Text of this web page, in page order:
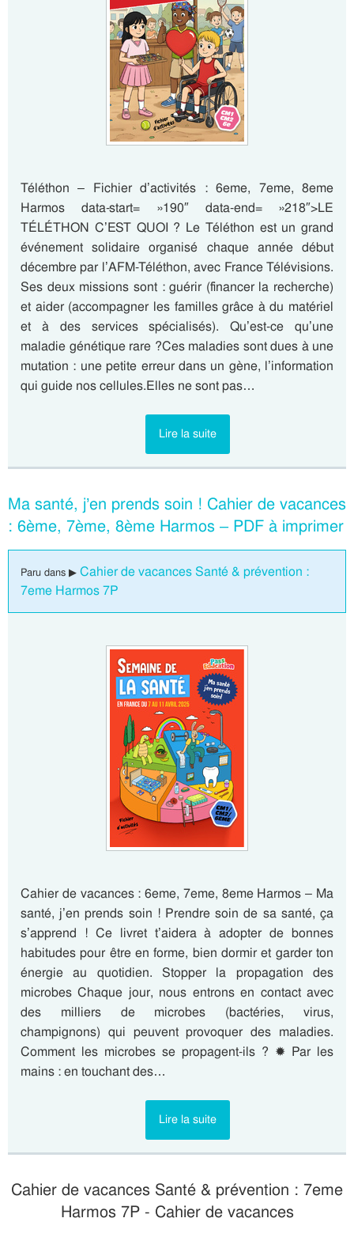
Téléthon – Fichier d’activités : 6eme, 7eme, 8eme
Harmos data-start= »190″ data-end= »218″>LE
TÉLÉTHON C’EST QUOI ? Le Téléthon est un grand
événement solidaire organisé chaque année début
décembre par l’AFM-Téléthon, avec France Télévisions.
Ses deux missions sont : guérir (financer la recherche)
et aider (accompagner les familles grâce à du matériel
et à des services spécialisés). Qu’est-ce qu’une
maladie génétique rare ?Ces maladies sont dues à une
mutation : une petite erreur dans un gène, l’information
qui guide nos cellules.Elles ne sont pas…
Lire la suite
Ma santé, j’en prends soin ! Cahier de vacances
: 6ème, 7ème, 8ème Harmos – PDF à imprimer
Paru dans ▶ Cahier de vacances Santé & prévention :
7eme Harmos 7P
Cahier de vacances : 6eme, 7eme, 8eme Harmos – Ma
santé, j’en prends soin ! Prendre soin de sa santé, ça
s’apprend ! Ce livret t’aidera à adopter de bonnes
habitudes pour être en forme, bien dormir et garder ton
énergie au quotidien. Stopper la propagation des
microbes Chaque jour, nous entrons en contact avec
des milliers de microbes (bactéries, virus,
champignons) qui peuvent provoquer des maladies.
Comment les microbes se propagent-ils ? ✹ Par les
mains : en touchant des…
Lire la suite
Cahier de vacances Santé & prévention : 7eme
Harmos 7P - Cahier de vacances